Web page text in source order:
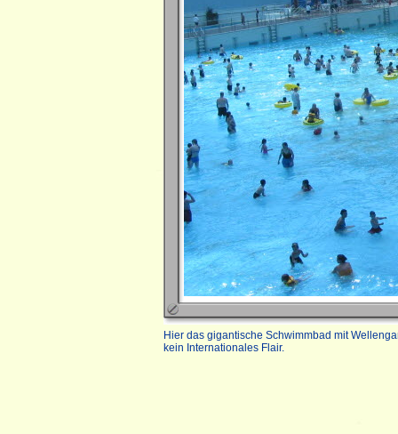
Hier das gigantische Schwimmbad mit
kein Internationales Flair.